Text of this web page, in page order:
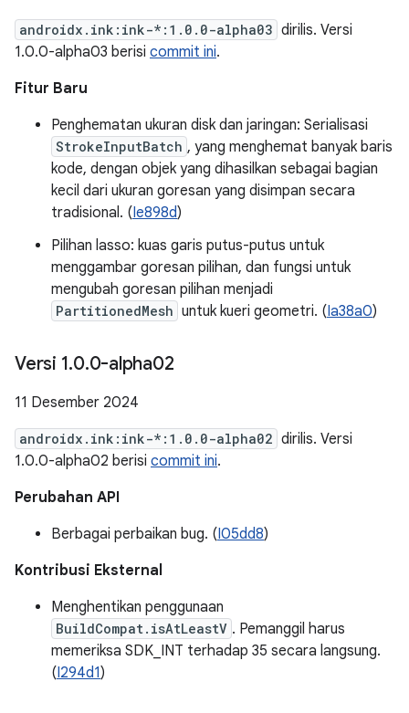
androidx.ink:ink-*:1.0.0-alpha03 dirilis. Versi
1.0.0-alpha03 berisi commit ini.
Fitur Baru
Penghematan ukuran disk dan jaringan: Serialisasi
StrokeInputBatch , yang menghemat banyak baris
kode, dengan objek yang dihasilkan sebagai bagian
kecil dari ukuran goresan yang disimpan secara
tradisional. (Ie898d)
Pilihan lasso: kuas garis putus-putus untuk
menggambar goresan pilihan, dan fungsi untuk
mengubah goresan pilihan menjadi
PartitionedMesh untuk kueri geometri. (Ia38a0)
Versi 1.0.0-alpha02
11 Desember 2024
androidx.ink:ink-*:1.0.0-alpha02 dirilis. Versi
1.0.0-alpha02 berisi commit ini.
Perubahan API
Berbagai perbaikan bug. (I05dd8)
Kontribusi Eksternal
Menghentikan penggunaan
BuildCompat.isAtLeastV . Pemanggil harus
memeriksa SDK_INT terhadap 35 secara langsung.
(I294d1)